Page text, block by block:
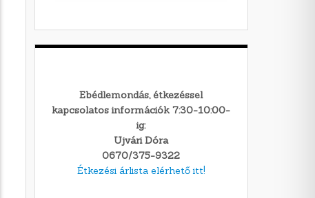
Ebédlemondás, étkezéssel
kapcsolatos információk 7:30-10:00-
ig:
Ujvári Dóra
0670/375-9322
Étkezési árlista elérhető itt!